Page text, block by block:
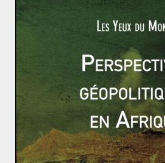
de Cyrille et Méthode, les
alphabet dit cyrillique. D’autres
Tsar Samoil, qui établit sa
de la région une zone importante
du sud. Sous les Ottomans,
nombreux, en particulier dans les
(Skopje) ou Monastir (Bitola).
ville que se déroule la série
(Adieu Roumélie), nostalgique
Thessalonique/Selanik, la Solun
une ville à ultra-majorité juive.